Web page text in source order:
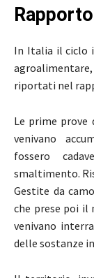
In Italia il ciclo
riportati nel
Le prime
venivano
fossero
smaltimento.
Gestite da
che prese poi il
venivano
delle sostanze